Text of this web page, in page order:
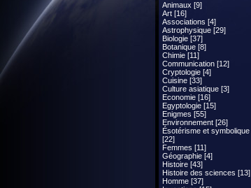
Animaux [9]
Art [16]
Associations [4]
Astrophysique [29]
Biologie [37]
Botanique [8]
Chimie [11]
Communication [12]
Cryptologie [4]
Cuisine [33]
Culture asiatique [3]
Economie [16]
Egyptologie [15]
Enigmes [55]
Environnement [26]
Ésotérisme et symbolique
[22]
Femmes [11]
Géographie [4]
Histoire [43]
Histoire des sciences [13]
Homme [37]